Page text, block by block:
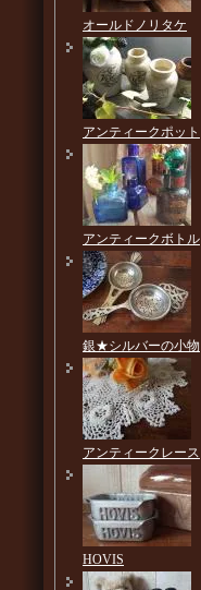
オールドノリタケ
アンティークポット
アンティークボトル
銀★シルバーの小物
アンティークレース
HOVIS